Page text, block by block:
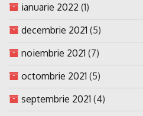
ianuarie 2022 (1)
decembrie 2021 (5)
noiembrie 2021 (7)
octombrie 2021 (5)
septembrie 2021 (4)